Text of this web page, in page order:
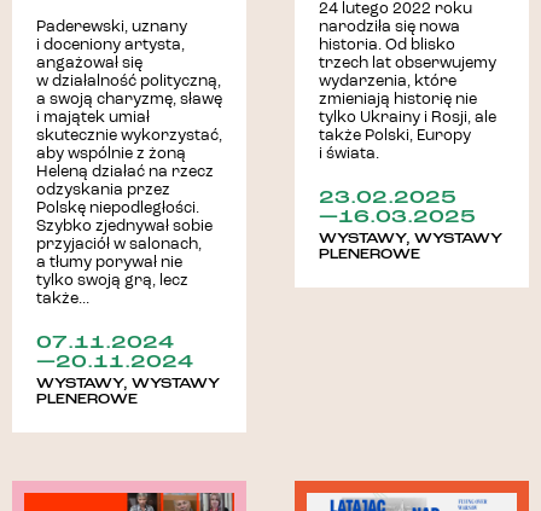
Paderewski, uznany
i doceniony artysta,
angażował się
w działalność polityczną,
a swoją charyzmę, sławę
i majątek umiał
skutecznie wykorzystać,
aby wspólnie z żoną
Heleną działać na rzecz
odzyskania przez
Polskę niepodległości.
Szybko zjednywał sobie
przyjaciół w salonach,
a tłumy porywał nie
tylko swoją grą, lecz
także...
07.11.2024
—20.11.2024
WYSTAWY, WYSTAWY
PLENEROWE
24 lutego 2022 roku
narodziła się nowa
historia. Od blisko
trzech lat obserwujemy
wydarzenia, które
zmieniają historię nie
tylko Ukrainy i Rosji, ale
także Polski, Europy
i świata.
23.02.2025
—16.03.2025
WYSTAWY, WYSTAWY
PLENEROWE